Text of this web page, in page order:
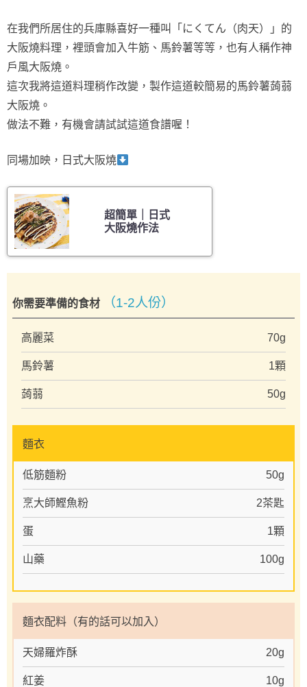
在我們所居住的兵庫縣喜好一種叫「にくてん（肉天）」的
大阪燒料理，裡頭會加入牛筋、馬鈴薯等等，也有人稱作神
戶風大阪燒。
這次我將這道料理稍作改變，製作這道較簡易的馬鈴薯蒟蒻
大阪燒。
做法不難，有機會請試試這道食譜喔！
同場加映，日式大阪燒
超簡單｜日式
大阪燒作法
你需要準備的食材 （1-2人份）
高麗菜 70g
馬鈴薯 1顆
蒟蒻 50g
麵衣
低筋麵粉 50g
烹大師鰹魚粉 2茶匙
蛋 1顆
山藥 100g
麵衣配料（有的話可以加入）
天婦羅炸酥 20g
紅姜 10g